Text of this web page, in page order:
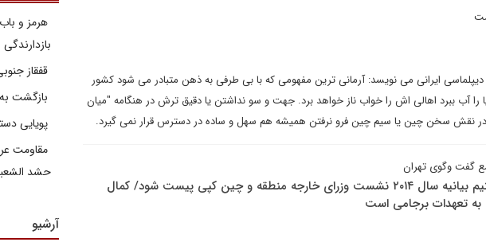
دیپلماسی ایرانی می نویسد: آرمانی ترین مفهومی که با بی طرفی به ذهن متبادر می شود کشور
آب ببرد اهالی اش را خواب ناز خواهد برد. جهت و سو نداشتن یا دقیق ترش در هنگامه "میان
سخن چین یا سیم چین فرو نرفتن همیشه هم سهل و ساده در دسترس قرار نمی گیرد.
گفت وگوی تهران
امیرعبداللهیان: انتظار نداشتیم بیانیه سال ۲۰۱۴ نشست وزرای خارجه منطقه و چین کپی پیست شود/ کمال
به تعهدات برجامی است
هرمز و
قفقاز
بازگشت
پویایی
مقاومت
حشد
آرشیو